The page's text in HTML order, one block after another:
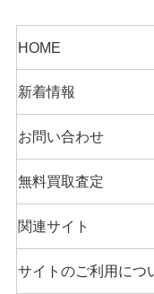
HOME
新着情報
お問い合わせ
無料買取査定
関連サイト
サイトのご利用につ